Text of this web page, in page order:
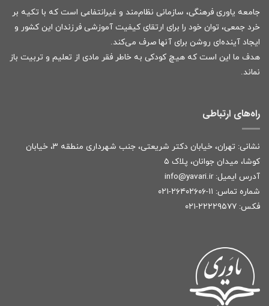
جامعه یاوری فرهنگی، سازمانی نظام‌مند و غیرانتفاعی است که با تکیه بر
خرد جمعی، توان خود را برای ارتقای کیفیت آموزشی فرزندان این کشور و
ایجاد آینده‌ای روشن برای آنها صرف می‌کند.
هدف ما این است که هیچ کودکی به خاطر فقر مادی از تعلیم و تربیت باز
نماند.
راه‌های ارتباطی
نشانی: تهران، خیابان دکتر شریعتی، جنب شهرداری منطقه ۳، خیابان
کوشا، میدان جوانان، پلاک ۵
آدرس ایمیل: info@yavari.ir
شماره تماس: ۱۱-۲۶۴۰۲۶۰۶-۰۲۱
فکس: ۲۲۲۲۹۵۷۷-۰۲۱